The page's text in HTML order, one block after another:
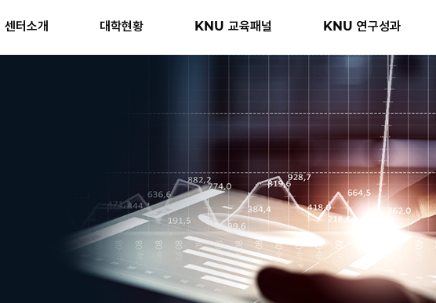
센터소개 대학현황 KNU 교육패널 KNU 연구성과